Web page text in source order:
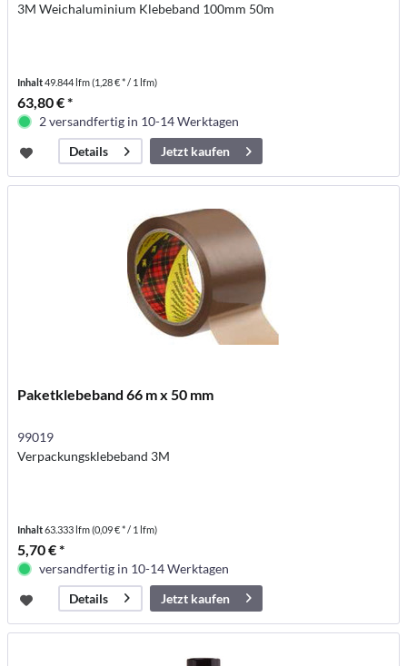
3M Weichaluminium Klebeband 100mm 50m
Inhalt49.844 lfm(1,28 € * / 1 lfm)
63,80 € *
2 versandfertig in 10-14 Werktagen
Details
Jetzt kaufen
Paketklebeband 66 m x 50 mm
99019
Verpackungsklebeband 3M
Inhalt63.333 lfm(0,09 € * / 1 lfm)
5,70 € *
versandfertig in 10-14 Werktagen
Details
Jetzt kaufen